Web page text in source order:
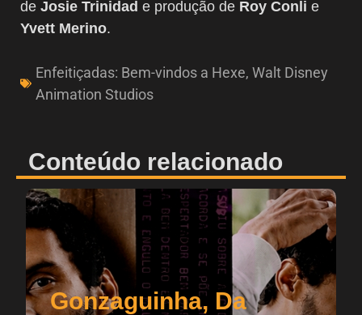
de Josie Trinidad e produção de Roy Conli e
Yvett Merino.
Enfeitiçadas: Bem-vindos a Hexe, Walt Disney
Animation Studios
Conteúdo relacionado
Gonzaguinha, Da